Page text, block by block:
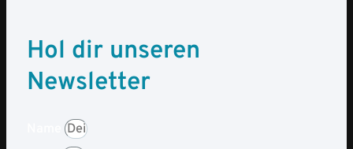
Hol dir unseren
Newsletter